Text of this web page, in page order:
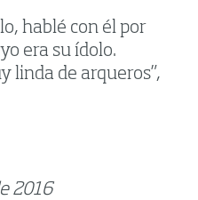
hablé con él por
era su ídolo.
linda de arqueros”,
2016